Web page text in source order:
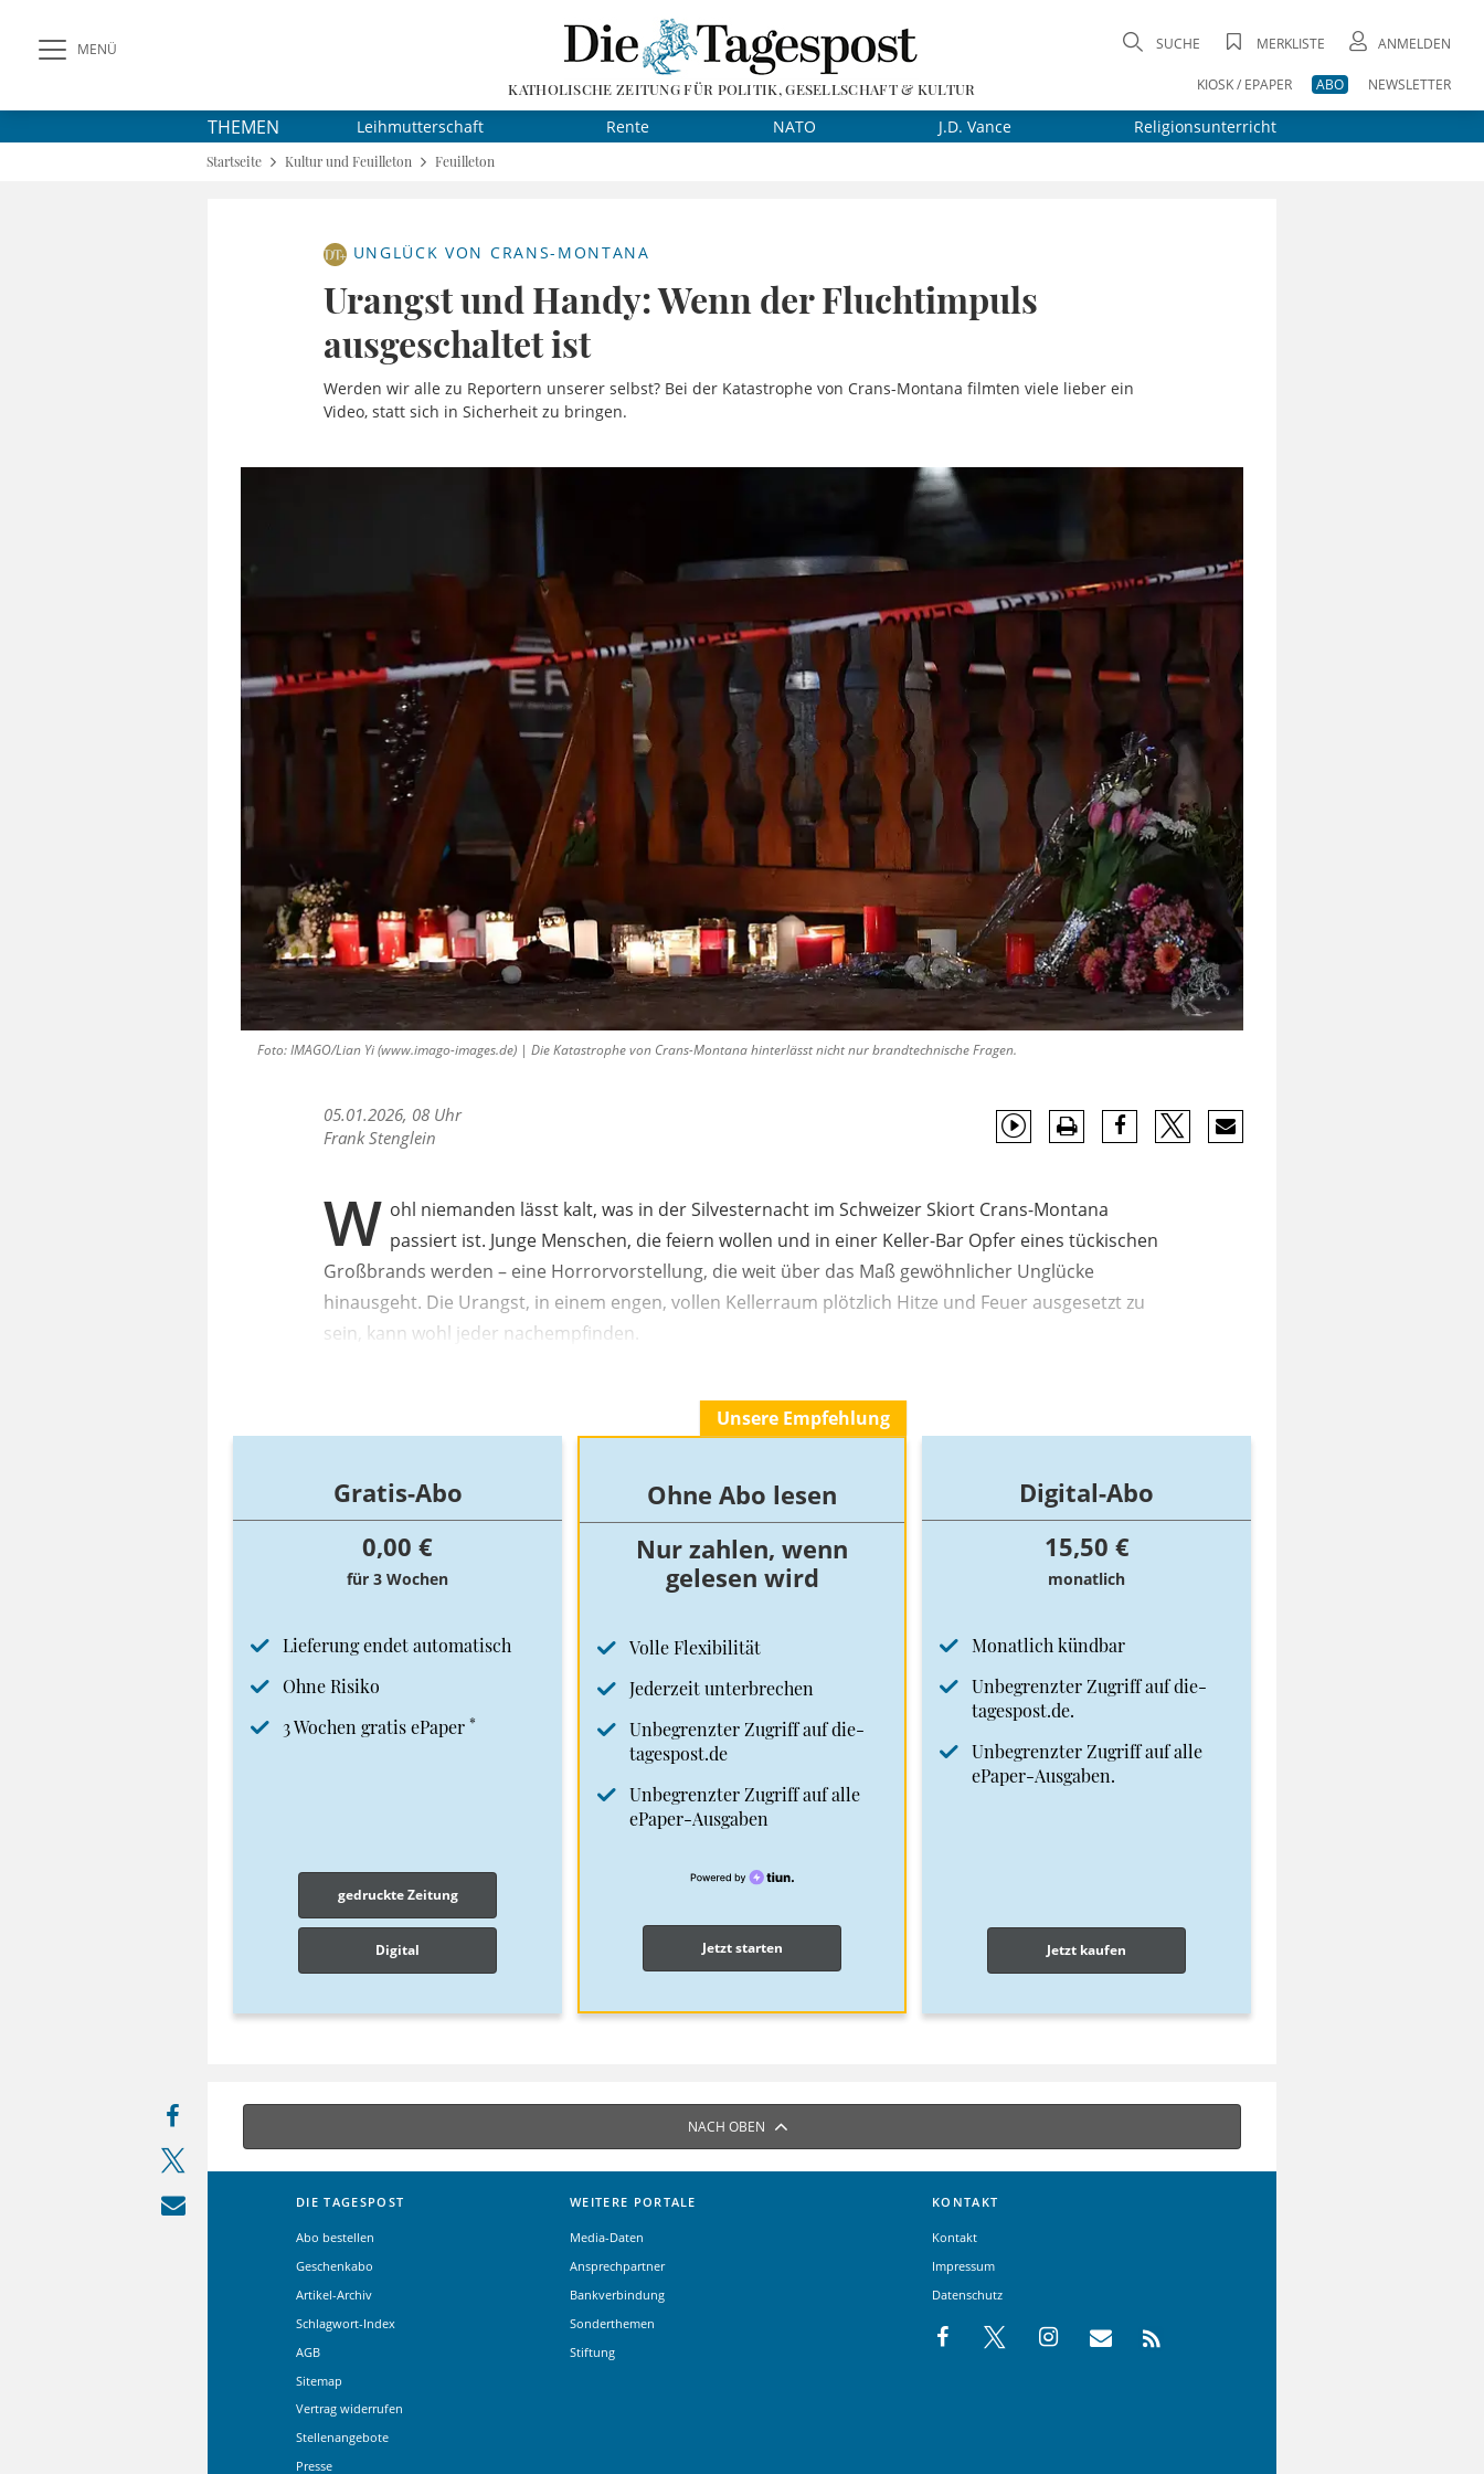
MENÜ
KATHOLISCHE ZEITUNG FÜR POLITIK, GESELLSCHAFT & KULTUR
SUCHE MERKLISTE ANMELDEN
KIOSK / EPAPER ABO NEWSLETTER
THEMEN Leihmutterschaft Rente NATO J.D. Vance Religionsunterricht
Startseite Kultur und Feuilleton Feuilleton
UNGLÜCK VON CRANS-MONTANA
Urangst und Handy: Wenn der Fluchtimpuls
ausgeschaltet ist
Werden wir alle zu Reportern unserer selbst? Bei der Katastrophe von Crans-Montana filmten viele lieber ein
Video, statt sich in Sicherheit zu bringen.
Foto: IMAGO/Lian Yi (www.imago-images.de) | Die Katastrophe von Crans-Montana hinterlässt nicht nur brandtechnische Fragen.
05.01.2026, 08 Uhr
Frank Stenglein
W ohl niemanden lässt kalt, was in der Silvesternacht im Schweizer Skiort Crans-Montana
passiert ist. Junge Menschen, die feiern wollen und in einer Keller-Bar Opfer eines tückischen
Großbrands werden – eine Horrorvorstellung, die weit über das Maß gewöhnlicher Unglücke
hinausgeht. Die Urangst, in einem engen, vollen Kellerraum plötzlich Hitze und Feuer ausgesetzt zu
sein, kann wohl jeder nachempfinden.
Gratis-Abo
0,00 €
für 3 Wochen
Lieferung endet automatisch
Ohne Risiko
3 Wochen gratis ePaper *
gedruckte Zeitung
Digital
Unsere Empfehlung
Ohne Abo lesen
Nur zahlen, wenn
gelesen wird
Volle Flexibilität
Jederzeit unterbrechen
Unbegrenzter Zugriff auf die-
tagespost.de
Unbegrenzter Zugriff auf alle
ePaper-Ausgaben
Jetzt starten
Digital-Abo
15,50 €
monatlich
Monatlich kündbar
Unbegrenzter Zugriff auf die-
tagespost.de.
Unbegrenzter Zugriff auf alle
ePaper-Ausgaben.
Jetzt kaufen
NACH OBEN
DIE TAGESPOST
Abo bestellen
Geschenkabo
Artikel-Archiv
Schlagwort-Index
AGB
Sitemap
Vertrag widerrufen
Stellenangebote
Presse
WEITERE PORTALE
Media-Daten
Ansprechpartner
Bankverbindung
Sonderthemen
Stiftung
KONTAKT
Kontakt
Impressum
Datenschutz